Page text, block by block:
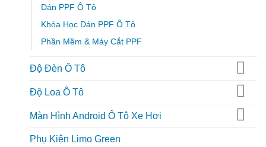
Dán PPF Ô Tô
Khóa Học Dán PPF Ô Tô
Phần Mềm & Máy Cắt PPF
Độ Đèn Ô Tô
Độ Loa Ô Tô
Màn Hình Android Ô Tô Xe Hơi
Phụ Kiện Limo Green